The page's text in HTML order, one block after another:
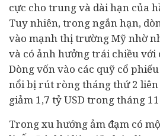
cực cho trung và dài hạn của
Tuy nhiên, trong ngắn hạn,
vào mạnh thị trường Mỹ nhờ
và có ảnh hưởng trái chiều
Dòng vốn vào các quỹ cổ
nổi bị rút ròng tháng thứ 2
giảm 1,7 tỷ USD trong tháng
Trong xu hướng ảm đạm có